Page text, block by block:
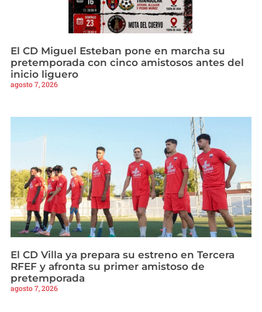
El CD Miguel Esteban pone en marcha su
pretemporada con cinco amistosos antes del
inicio liguero
agosto 7, 2026
El CD Villa ya prepara su estreno en Tercera
RFEF y afronta su primer amistoso de
pretemporada
agosto 7, 2026